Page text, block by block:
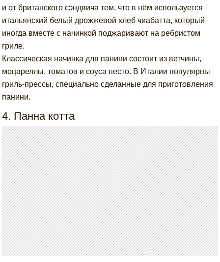
и от британского сэндвича тем, что в нём используется
итальянский белый дрожжевой хлеб чиабатта, который
иногда вместе с начинкой поджаривают на ребристом
гриле.
Классическая начинка для панини состоит из ветчины,
моцареллы, томатов и соуса песто. В Италии популярны
гриль-прессы, специально сделанные для приготовления
панини.
4. Панна котта